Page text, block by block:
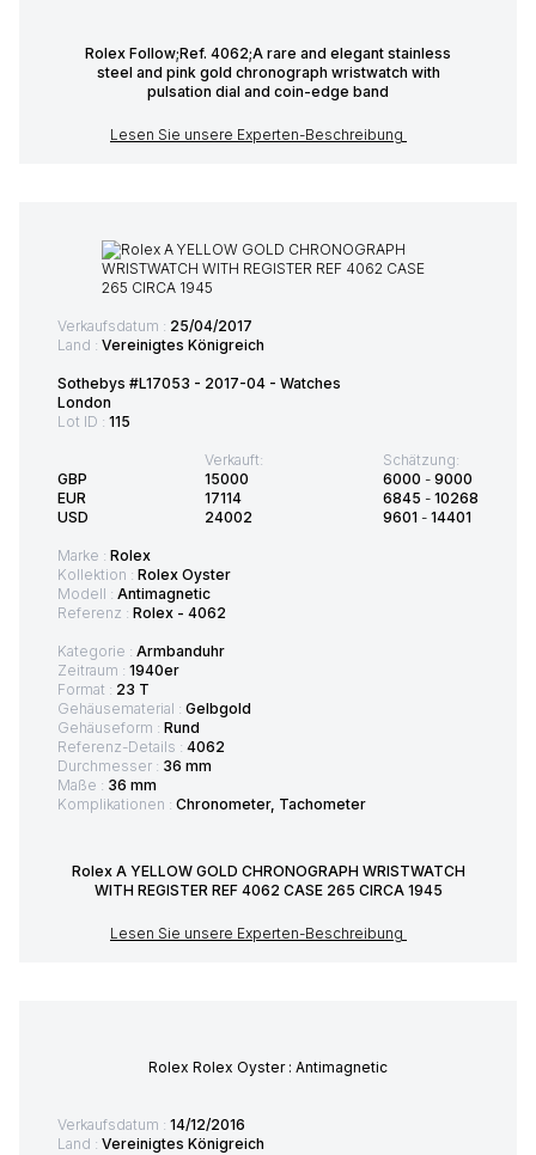
Rolex Follow;Ref. 4062;A rare and elegant stainless
steel and pink gold chronograph wristwatch with
pulsation dial and coin-edge band
Lesen Sie unsere Experten-Beschreibung
Verkaufsdatum : 25/04/2017
Land : Vereinigtes Königreich
Sothebys #L17053 - 2017-04 - Watches
London
Lot ID : 115
GBP
EUR
USD
Verkauft:
15000
17114
24002
Schätzung:
6000 - 9000
6845 - 10268
9601 - 14401
Marke : Rolex
Kollektion : Rolex Oyster
Modell : Antimagnetic
Referenz : Rolex - 4062
Kategorie : Armbanduhr
Zeitraum : 1940er
Format : 23 T
Gehäusematerial : Gelbgold
Gehäuseform : Rund
Referenz-Details : 4062
Durchmesser : 36 mm
Maße : 36 mm
Komplikationen : Chronometer, Tachometer
Rolex A YELLOW GOLD CHRONOGRAPH WRISTWATCH
WITH REGISTER REF 4062 CASE 265 CIRCA 1945
Lesen Sie unsere Experten-Beschreibung
Rolex Rolex Oyster : Antimagnetic
Verkaufsdatum : 14/12/2016
Land : Vereinigtes Königreich